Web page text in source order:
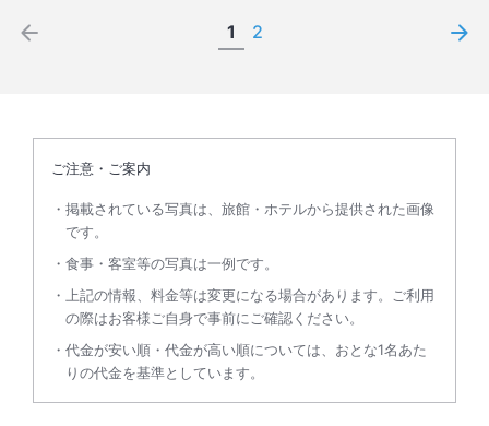
1 2
ご注意・ご案内
掲載されている写真は、旅館・ホテルから提供された画像
です。
食事・客室等の写真は一例です。
上記の情報、料金等は変更になる場合があります。ご利用
の際はお客様ご自身で事前にご確認ください。
代金が安い順・代金が高い順については、おとな1名あた
りの代金を基準としています。